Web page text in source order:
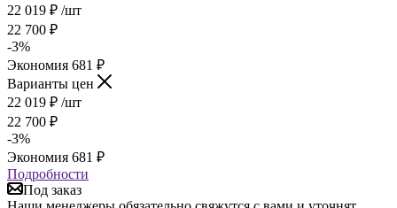
22 019 ₽ /шт
22 700 ₽
-3%
Экономия 681 ₽
Варианты цен
22 019 ₽ /шт
22 700 ₽
-3%
Экономия 681 ₽
Подробности
Под заказ